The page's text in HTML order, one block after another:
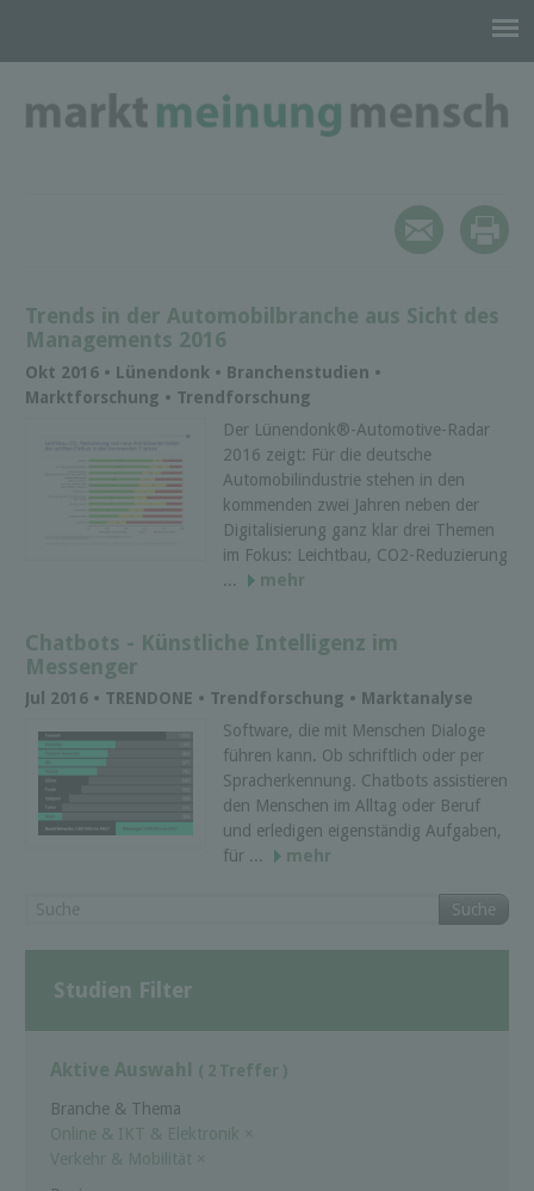
Trends in der Automobilbranche aus Sicht des
Managements 2016
Okt 2016 • Lünendonk • Branchenstudien •
Marktforschung • Trendforschung
Der Lünendonk®-Automotive-Radar
2016 zeigt: Für die deutsche
Automobilindustrie stehen in den
kommenden zwei Jahren neben der
Digitalisierung ganz klar drei Themen
im Fokus: Leichtbau, CO2-Reduzierung
...
mehr
Chatbots - Künstliche Intelligenz im
Messenger
Jul 2016 • TRENDONE • Trendforschung • Marktanalyse
Software, die mit Menschen Dialoge
führen kann. Ob schriftlich oder per
Spracherkennung. Chatbots assistieren
den Menschen im Alltag oder Beruf
und erledigen eigenständig Aufgaben,
für ...
mehr
Suche
Studien Filter
Aktive Auswahl ( 2 Treffer )
Branche & Thema
Online & IKT & Elektronik ×
Verkehr & Mobilität ×